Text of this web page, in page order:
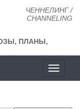
ЧЕННЕЛИНГ /
CHANNELING
ПЛАНЫ,
сайта